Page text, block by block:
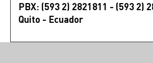
PBX: (593 2) 2821811 - (593 2)
Quito - Ecuador